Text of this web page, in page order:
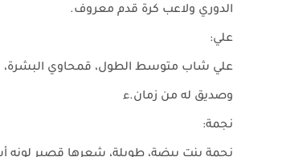
الدوري ولاعب كرة قدم معروف.
علي:
وصديق له من زمان.ء
نجمة: